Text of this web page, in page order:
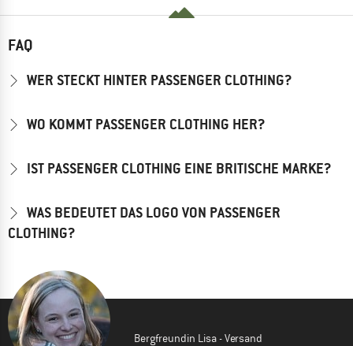
FAQ
WER STECKT HINTER PASSENGER CLOTHING?
WO KOMMT PASSENGER CLOTHING HER?
IST PASSENGER CLOTHING EINE BRITISCHE MARKE?
WAS BEDEUTET DAS LOGO VON PASSENGER
CLOTHING?
Bergfreundin Lisa - Versand